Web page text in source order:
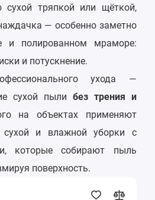
сухой тряпкой или щёткой,
— особенно заметно
и полированном мраморе:
и потускнение.
ухода —
сухой пыли без трения и
на объектах применяют
и влажной уборки с
которые собирают пыль
поверхность.